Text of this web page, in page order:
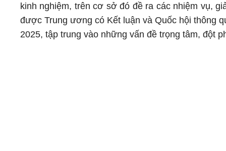
kinh nghiệm, trên cơ sở đó đề ra các nhiệm vụ,
được Trung ương có Kết luận và Quốc hội thông
2025, tập trung vào những vấn đề trọng tâm, đột